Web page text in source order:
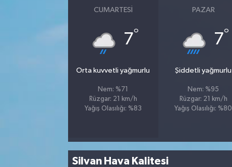
CUMARTESI
7°
Orta kuvvetli yağmurlu
Nem: %71
Rüzgar: 21 km/h
Yağış Olasılığı: %83
PAZAR
7°
Şiddetli yağmurlu
Nem: %95
Rüzgar: 21 km/h
Yağış Olasılığı: %80
Silvan Hava Kalitesi